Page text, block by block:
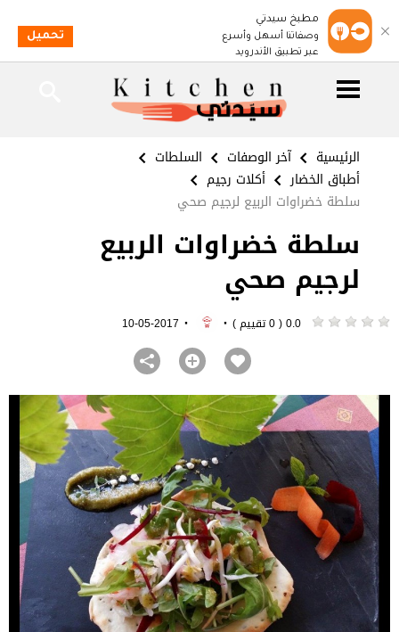
الرئيسية آخر الوصفات
السلطات
أطباق الخضار
أكلات رجيم
سلطة خضراوات الربيع لرجيم صحي
سلطة خضراوات الربيع
لرجيم صحي
·
·
2017-05-10
مطبخ سيدتي
وصفاتنا أسهل وأسرع
عبر تطبيق الأندرويد
تحميل